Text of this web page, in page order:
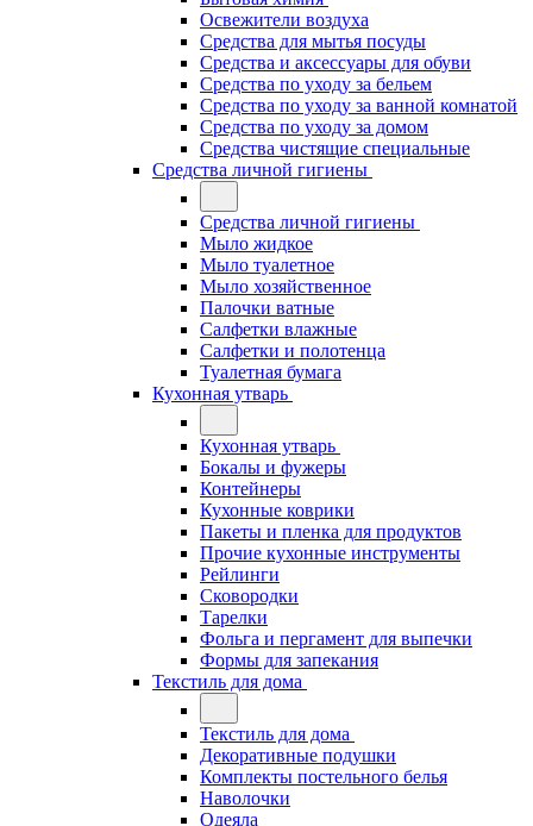
Освежители воздуха
Средства для мытья посуды
Средства и аксессуары для обуви
Средства по уходу за бельем
Средства по уходу за ванной комнатой
Средства по уходу за домом
Средства чистящие специальные
Средства личной гигиены
Средства личной гигиены
Мыло жидкое
Мыло туалетное
Мыло хозяйственное
Палочки ватные
Салфетки влажные
Салфетки и полотенца
Туалетная бумага
Кухонная утварь
Кухонная утварь
Бокалы и фужеры
Контейнеры
Кухонные коврики
Пакеты и пленка для продуктов
Прочие кухонные инструменты
Рейлинги
Сковородки
Тарелки
Фольга и пергамент для выпечки
Формы для запекания
Текстиль для дома
Текстиль для дома
Декоративные подушки
Комплекты постельного белья
Наволочки
Одеяла